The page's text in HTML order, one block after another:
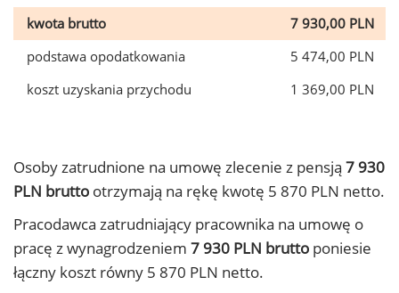
kwota brutto
7 930,00 PLN
podstawa opodatkowania
5 474,00 PLN
koszt uzyskania przychodu
1 369,00 PLN
Osoby zatrudnione na umowę zlecenie z pensją 7 930
PLN brutto otrzymają na rękę kwotę 5 870 PLN netto.
Pracodawca zatrudniający pracownika na umowę o
pracę z wynagrodzeniem 7 930 PLN brutto poniesie
łączny koszt równy 5 870 PLN netto.